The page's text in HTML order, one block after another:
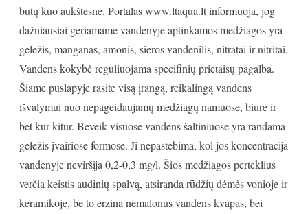
būtų kuo aukštesnė. Portalas www.ltaqua.lt informuoja, jog
dažniausiai geriamame vandenyje aptinkamos medžiagos yra
geležis, manganas, amonis, sieros vandenilis, nitratai ir nitritai.
Vandens kokybė reguliuojama specifinių prietaisų pagalba.
Šiame puslapyje rasite visą įrangą, reikalingą vandens
išvalymui nuo nepageidaujamų medžiagų namuose, biure ir
bet kur kitur. Beveik visuose vandens šaltiniuose yra randama
geležis įvairiose formose. Ji nepastebima, kol jos koncentracija
vandenyje neviršija 0,2-0,3 mg/l. Šios medžiagos perteklius
verčia keistis audinių spalvą, atsiranda rūdžių dėmės vonioje ir
keramikoje, be to erzina nemalonus vandens kvapas, bei